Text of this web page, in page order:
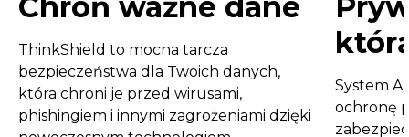
ThinkShield to mocna tarcza
bezpieczeństwa dla Twoich danych,
która chroni je przed wirusami,
phishingiem i innymi zagrożeniami dzięki
System
ochronę